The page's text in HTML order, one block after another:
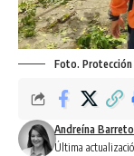
Foto. Protección
Última
Andreína